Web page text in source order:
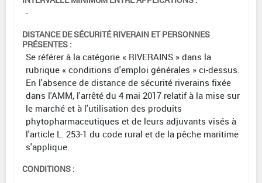
-
DISTANCE DE SÉCURITÉ RIVERAIN ET PERSONNES
PRÉSENTES :
Se référer à la catégorie « RIVERAINS » dans la
rubrique « conditions d'emploi générales » ci-dessus.
En l'absence de distance de sécurité riverains fixée
dans l'AMM, l'arrêté du 4 mai 2017 relatif à la mise sur
le marché et à l'utilisation des produits
phytopharmaceutiques et de leurs adjuvants visés à
l'article L. 253-1 du code rural et de la pêche maritime
s'applique.
CONDITIONS :